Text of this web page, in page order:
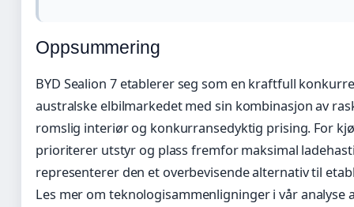
Oppsummering
BYD Sealion 7 etablerer seg som en kraftfull
australske elbilmarkedet med sin kombinasjon av
romslig interiør og konkurransedyktig prising. For
prioriterer utstyr og plass fremfor maksimal
representerer den et overbevisende alternativ til
Les mer om teknologisammenligninger i vår analyse